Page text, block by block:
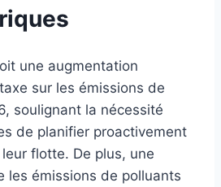
une augmentation
sur les émissions de
soulignant la nécessité
de planifier proactivement
flotte. De plus, une
les émissions de polluants